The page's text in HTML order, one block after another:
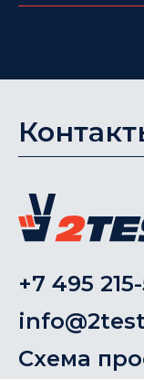
+7 495
Схема